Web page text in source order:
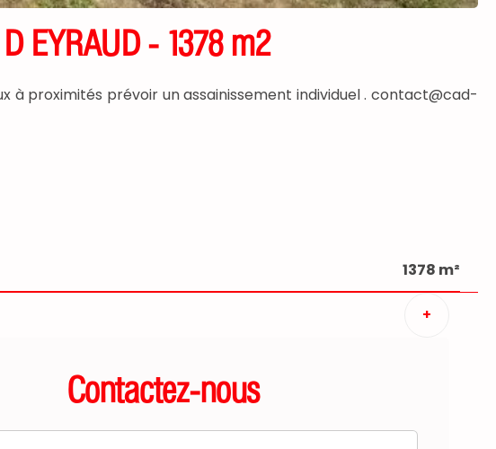
EYRAUD - 1378 m2
à proximités prévoir un assainissement individuel . contact@cad-
1378 m²
+
Contactez-nous